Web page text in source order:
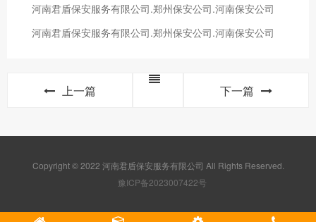
河南君盾保安服务有限公司.郑州保安公司.河南保安公司
河南君盾保安服务有限公司.郑州保安公司.河南保安公司
上一篇 下一篇
Copyright © 2022 河南君盾保安服务有限公司 All Rights Reserved.
豫ICP备2023007422号